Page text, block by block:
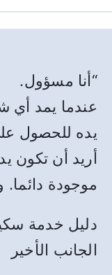
“أنا مسؤول.
عندما يمد
يده للحصول
أريد أن تكون
موجودة
دليل خدمة
الجانب الأخير